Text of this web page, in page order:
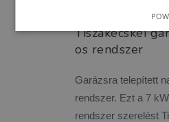
Tiszakécskei
os rendszer
Garázsra telepített
rendszer. Ezt a 7
rendszer szerelést